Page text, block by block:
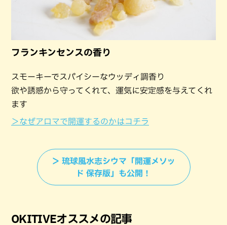
フランキンセンスの香り
スモーキーでスパイシーなウッディ調香り
欲や誘惑から守ってくれて、運気に安定感を与えてくれ
ます
＞なぜアロマで開運するのかはコチラ
＞ 琉球風水志シウマ「開運メソッ
ド 保存版」も公開！
OKITIVEオススメの記事